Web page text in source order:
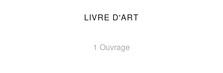
LIVRE D'ART
1 Ouvrage